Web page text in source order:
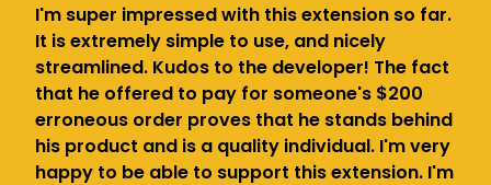
I'm super impressed with this extension so far.
It is extremely simple to use, and nicely
streamlined. Kudos to the developer! The fact
that he offered to pay for someone's $200
erroneous order proves that he stands behind
his product and is a quality individual. I'm very
happy to be able to support this extension. I'm